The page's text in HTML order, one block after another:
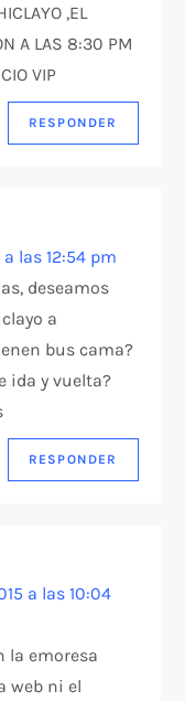
,EL
A LAS 8:30 PM
VIP
RESPONDER
las 12:54 pm
deseamos
a
bus cama?
ida y vuelta?
RESPONDER
a las 10:04
la emoresa
web ni el